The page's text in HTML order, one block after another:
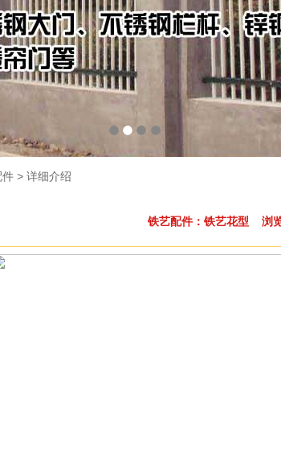
> 详细介绍
铁艺配件：铁艺花型 浏